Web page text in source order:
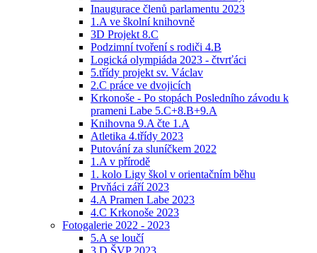
Inaugurace členů parlamentu 2023
1.A ve školní knihovně
3D Projekt 8.C
Podzimní tvoření s rodiči 4.B
Logická olympiáda 2023 - čtvrťáci
5.třídy projekt sv. Václav
2.C práce ve dvojicích
Krkonoše - Po stopách Posledního závodu k
prameni Labe 5.C+8.B+9.A
Knihovna 9.A čte 1.A
Atletika 4.třídy 2023
Putování za sluníčkem 2022
1.A v přírodě
1. kolo Ligy škol v orientačním běhu
Prvňáci září 2023
4.A Pramen Labe 2023
4.C Krkonoše 2023
Fotogalerie 2022 - 2023
5.A se loučí